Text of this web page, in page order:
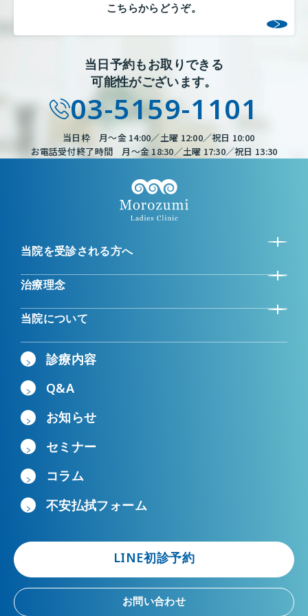
こちらからどうぞ。
当日予約もお取りできる
可能性がございます。
03-5159-1101
当日枠 月～金 14:00／土曜 12:00／祝日 10:00
お電話受付終了時間 月～金 18:30／土曜 17:30／祝日 13:30
当院を受診される方へ
治療理念
当院について
診療内容
Q&A
お知らせ
セミナー
コラム
不安払拭フォーム
LINE初診予約
お問い合わせ